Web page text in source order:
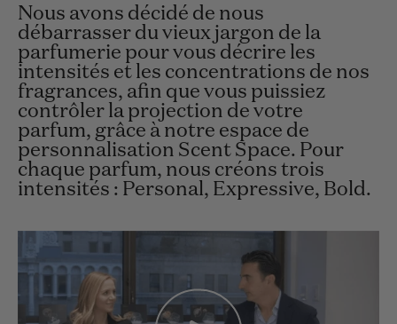
Nous avons décidé de nous
débarrasser du vieux jargon de la
parfumerie pour vous décrire les
intensités et les concentrations de nos
fragrances, afin que vous puissiez
contrôler la projection de votre
parfum, grâce à notre espace de
personnalisation Scent Space. Pour
chaque parfum, nous créons trois
intensités : Personal, Expressive, Bold.